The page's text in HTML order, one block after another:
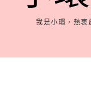
我是小環，熱衷